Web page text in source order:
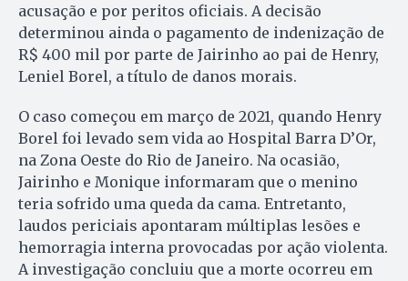
acusação e por peritos oficiais. A decisão
determinou ainda o pagamento de indenização de
R$ 400 mil por parte de Jairinho ao pai de Henry,
Leniel Borel, a título de danos morais.
O caso começou em março de 2021, quando Henry
Borel foi levado sem vida ao Hospital Barra D’Or,
na Zona Oeste do Rio de Janeiro. Na ocasião,
Jairinho e Monique informaram que o menino
teria sofrido uma queda da cama. Entretanto,
laudos periciais apontaram múltiplas lesões e
hemorragia interna provocadas por ação violenta.
A investigação concluiu que a morte ocorreu em